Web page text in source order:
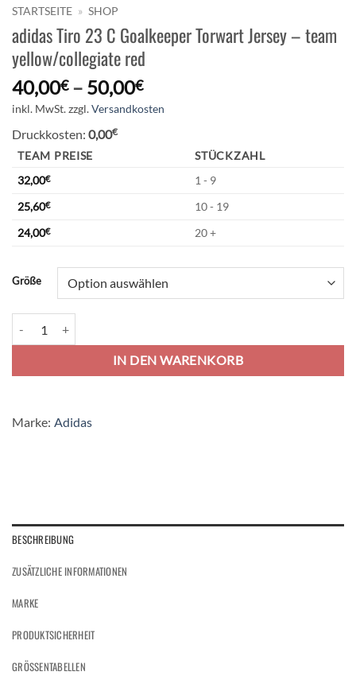
STARTSEITE » SHOP
adidas Tiro 23 C Goalkeeper Torwart Jersey – team
yellow/collegiate red
40,00€– 50,00€
inkl. MwSt.zzgl.Versandkosten
Druckkosten: 0,00€
TEAM PREISE
STÜCKZAHL
32,00€
1 - 9
25,60€
10 - 19
24,00€ 20 +
Größe
IN DEN WARENKORB
Alternative:
Marke: Adidas
BESCHREIBUNG
ZUSÄTZLICHE INFORMATIONEN
MARKE
PRODUKTSICHERHEIT
GRÖSSENTABELLEN